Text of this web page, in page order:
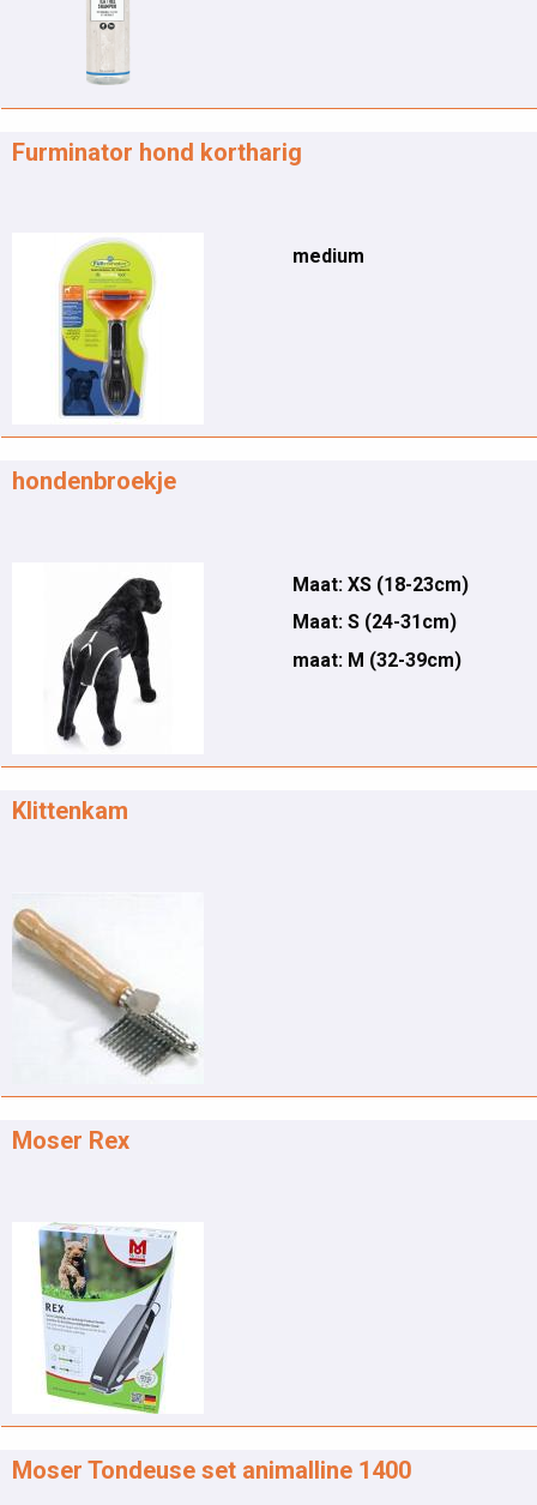
Furminator hond kortharig
medium
hondenbroekje
Maat: XS (18-23cm)
Maat: S (24-31cm)
maat: M (32-39cm)
Klittenkam
Moser Rex
Moser Tondeuse set animalline 1400